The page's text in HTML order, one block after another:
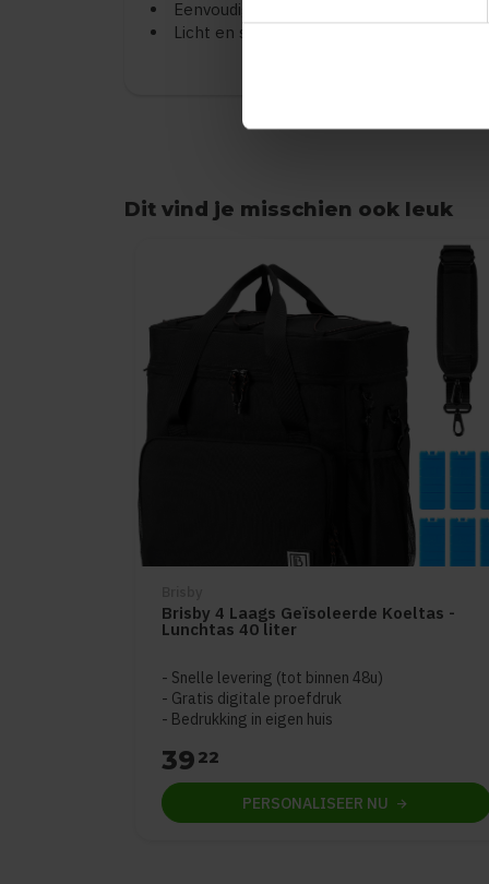
Eenvoudig te monteren zonder extra
Licht en stabiel ontwerp voor soepel
Dit vind je misschien ook leuk
Brisby 4 Laags Geïsoleerde Koeltas -
Lunchtas 40 liter
Snelle levering (tot binnen 48u)
Gratis digitale proefdruk
Bedrukking in eigen huis
39 22
PERSONALISEER NU